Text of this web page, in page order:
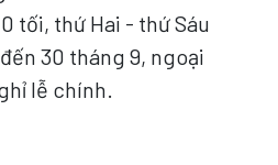
tối, thứ Hai - thứ Sáu
30 tháng 9, ngoại
lễ chính.